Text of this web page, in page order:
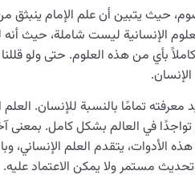
حيث يتبين أن علم الإمام ينبثق
الإنسانية ليست شاملة، حيث
بأي من هذه العلوم. حتى ولو
تمامًا بالنسبة للإنسان. العلم
تواجدًا في العالم بشكل كامل. بمعنى
الأدوات، يتقدم العلم الإنساني،
مستمر ولا يمكن الاعتماد عليه.